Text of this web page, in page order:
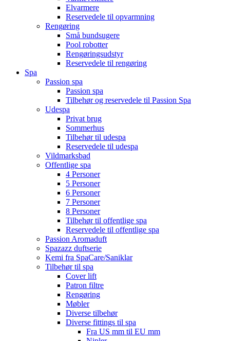
Elvarmere
Reservedele til opvarmning
Rengøring
Små bundsugere
Pool robotter
Rengøringsudstyr
Reservedele til rengøring
Spa
Passion spa
Passion spa
Tilbehør og reservedele til Passion Spa
Udespa
Privat brug
Sommerhus
Tilbehør til udespa
Reservedele til udespa
Vildmarksbad
Offentlige spa
4 Personer
5 Personer
6 Personer
7 Personer
8 Personer
Tilbehør til offentlige spa
Reservedele til offentlige spa
Passion Aromaduft
Spazazz duftserie
Kemi fra SpaCare/Saniklar
Tilbehør til spa
Cover lift
Patron filtre
Rengøring
Møbler
Diverse tilbehør
Diverse fittings til spa
Fra US mm til EU mm